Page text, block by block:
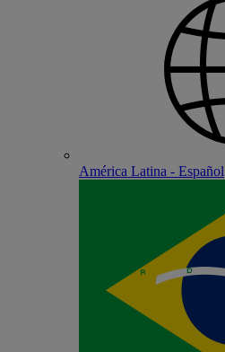
América Latina - Español